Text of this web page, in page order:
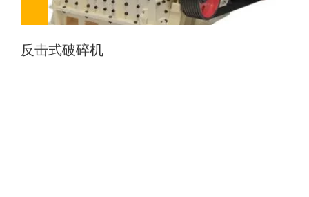
反击式破碎机